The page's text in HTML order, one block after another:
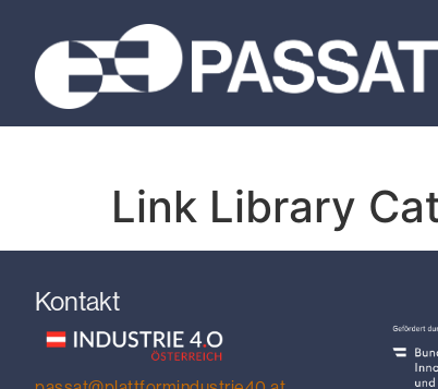
Link Library
Kontakt